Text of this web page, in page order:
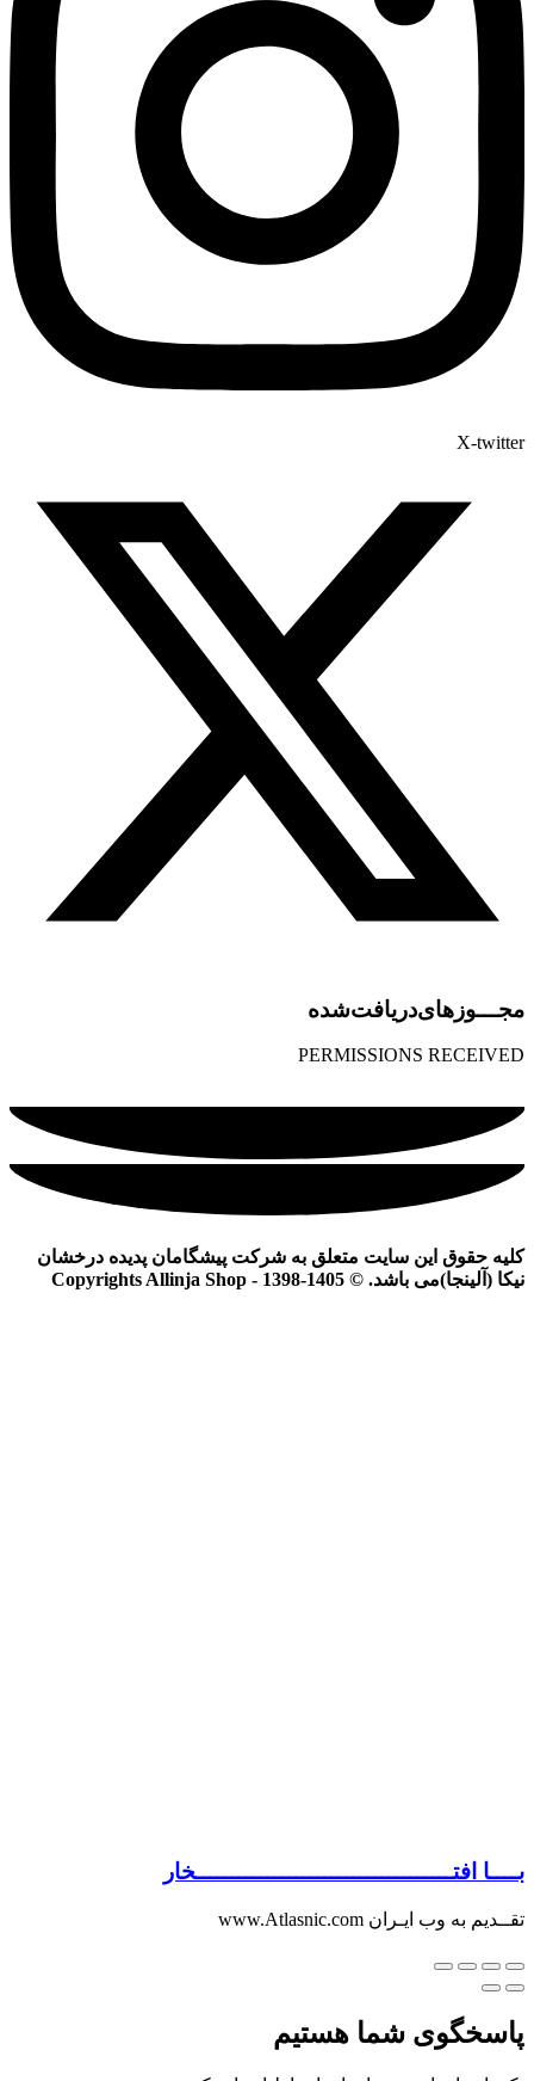
X-twitter
مجـــوز‌های‌دریافت‌شده
PERMISSIONS RECEIVED
کلیه حقوق این سایت متعلق به شرکت پیشگامان پدیده درخشان
نیکا (آلینجا)می باشد. © Copyrights Allinja Shop - 1398-1405
بــــا افتــــــــــــــــــــــــــــــــــــخار
تقــدیم به وب ایـران www.Atlasnic.com
پاسخگوی شما هستیم